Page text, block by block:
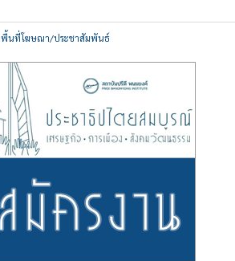
พื้นที่โฆษณา/ประชาสัมพันธ์